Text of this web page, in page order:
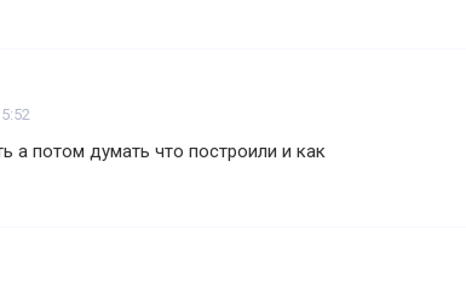
а потом думать что построили и как